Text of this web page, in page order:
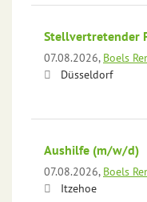
Stellvertretender
07.08.2026, Boels
Düsseldorf
Aushilfe (m/w/d)
07.08.2026, Boels
Itzehoe